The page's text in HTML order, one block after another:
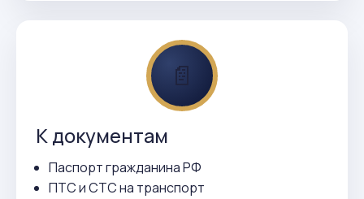
📄
К документам
Паспорт гражданина РФ
ПТС и СТС на транспорт